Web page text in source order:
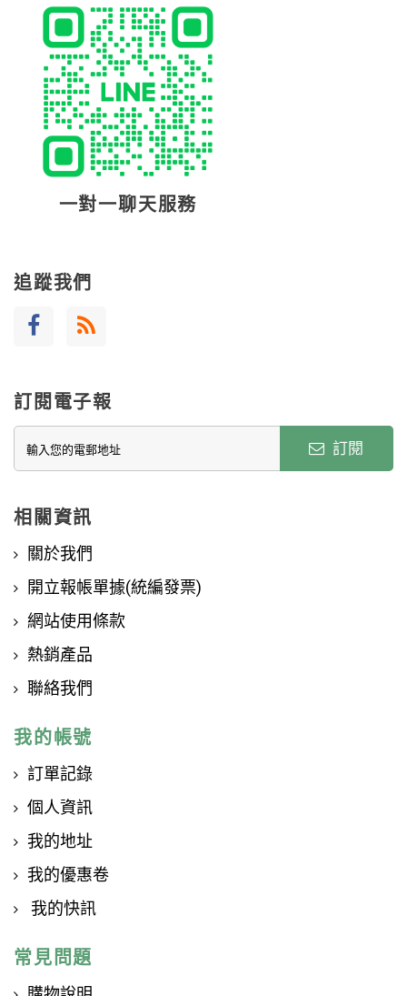
一對一聊天服務
追蹤我們
訂閱電子報
訂閱
相關資訊
關於我們
開立報帳單據(統編發票)
網站使用條款
熱銷產品
聯絡我們
我的帳號
訂單記錄
個人資訊
我的地址
我的優惠卷
我的快訊
常見問題